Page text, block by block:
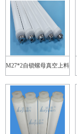
M27*2自锁螺母真空上料
机滤芯